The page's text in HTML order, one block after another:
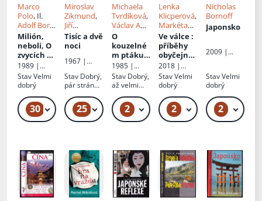
Marco
Polo, Il.
Adolf Born,
Př.Václav
Bahník
Milión,
neboli, O
zvycích a
poměrec
h ve
východníc
h krajích
1989 |
Odeon
StavVelmi
dobrý
30 59 Kč – 89 Kč
Miroslav
Zikmund,
Jiří
Hanzelka
Tisíc a dvě
noci
1967 |
Stav Dobrý,
pár stránek
25 49 Kč – 1 099 Kč
Michaela
Tvrdíková,
Václav A
Černý
Vaculín, Il.
Pavel
Sivko
O
kouzelné
m ptáku
Zymyryko
vi:
pohádky
ské a
kavkazsk
é
1985 |
Lidové
nakladatels
Stav Dobrý,
až velmi
2 59 Kč
Lenka
Klicperová,
Markéta
Kutilová, Il.
Lenka
Klicperová
Ve válce:
příběhy
obyčejnýc
h lidí z
Iráku a
Sýrie
2018 |
Knižní klub
StavVelmi
dobrý
2 139 Kč – 159 Kč
Nicholas
Bornoff
Japonsko
2009 |
StavVelmi
dobrý
2